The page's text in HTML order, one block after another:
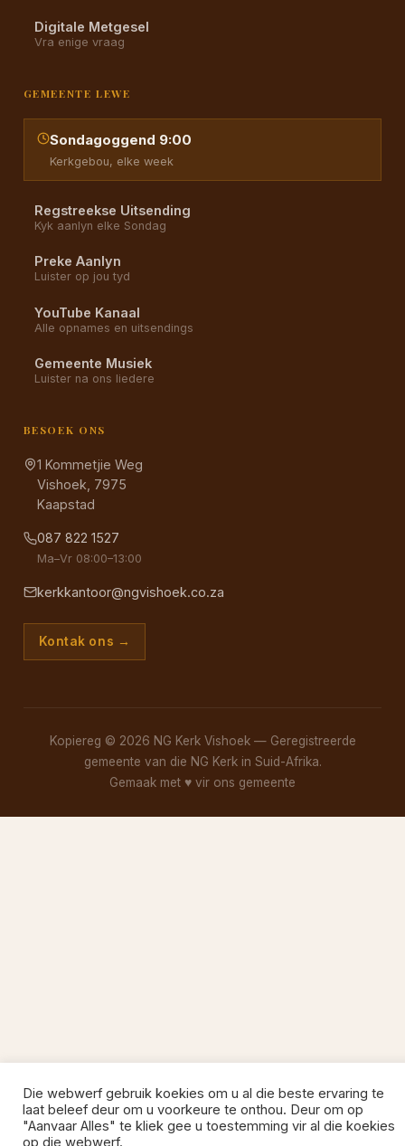
Digitale Metgesel
Vra enige vraag
GEMEENTE LEWE
Sondagoggend 9:00
Kerkgebou, elke week
Regstreekse Uitsending
Kyk aanlyn elke Sondag
Preke Aanlyn
Luister op jou tyd
YouTube Kanaal
Alle opnames en uitsendings
Gemeente Musiek
Luister na ons liedere
BESOEK ONS
1 Kommetjie Weg
Vishoek, 7975
Kaapstad
087 822 1527
Ma–Vr 08:00–13:00
kerkkantoor@ngvishoek.co.za
Kontak ons →
Kopiereg © 2026 NG Kerk Vishoek — Geregistreerde
gemeente van die NG Kerk in Suid-Afrika.
Gemaak met ♥ vir ons gemeente
Die webwerf gebruik koekies om u al die beste ervaring te
laat beleef deur om u voorkeure te onthou. Deur om op
"Aanvaar Alles" te kliek gee u toestemming vir al die koekies
op die webwerf.